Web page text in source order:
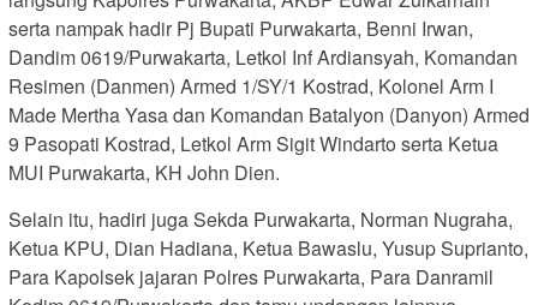
serta nampak hadir Pj Bupati Purwakarta, Benni Irwan,
Dandim 0619/Purwakarta, Letkol Inf Ardiansyah, Komandan
Resimen (Danmen) Armed 1/SY/1 Kostrad, Kolonel Arm I
Made Mertha Yasa dan Komandan Batalyon (Danyon) Armed
9 Pasopati Kostrad, Letkol Arm Sigit Windarto serta Ketua
MUI Purwakarta, KH John Dien.
Selain itu, hadiri juga Sekda Purwakarta, Norman Nugraha,
Ketua KPU, Dian Hadiana, Ketua Bawaslu, Yusup Suprianto,
Para Kapolsek jajaran Polres Purwakarta, Para Danramil